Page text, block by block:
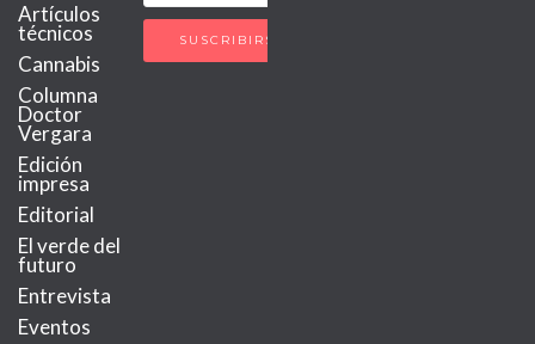
Artículos
técnicos
Cannabis
Columna
Doctor
Vergara
Edición
impresa
Editorial
El verde del
futuro
Entrevista
Eventos